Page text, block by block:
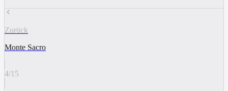
Zurück
Monte Sacro
4/15